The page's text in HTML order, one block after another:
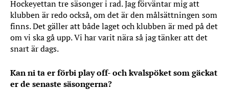
Hockeyettan tre säsonger i rad. Jag förväntar mig att
klubben är redo också, om det är den målsättningen som
finns. Det gäller att både laget och klubben är med på det
om vi ska gå upp. Vi har varit nära så jag tänker att det
snart är dags.
Kan ni ta er förbi play off- och kvalspöket som gäckat
er de senaste säsongerna?